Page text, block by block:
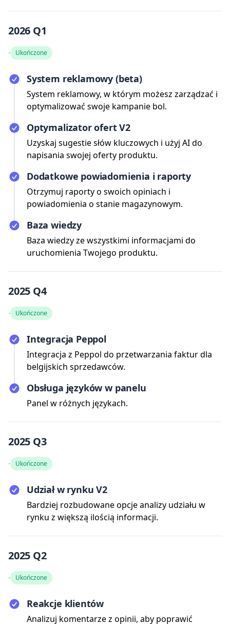
2026 Q1
· Ukończone
System reklamowy (beta)
System reklamowy, w którym możesz zarządzać i
optymalizować swoje kampanie bol.
Optymalizator ofert V2
Uzyskaj sugestie słów kluczowych i użyj AI do
napisania swojej oferty produktu.
Dodatkowe powiadomienia i raporty
Otrzymuj raporty o swoich opiniach i
powiadomienia o stanie magazynowym.
Baza wiedzy
Baza wiedzy ze wszystkimi informacjami do
uruchomienia Twojego produktu.
2025 Q4
· Ukończone
Integracja Peppol
Integracja z Peppol do przetwarzania faktur dla
belgijskich sprzedawców.
Obsługa języków w panelu
Panel w różnych językach.
2025 Q3
· Ukończone
Udział w rynku V2
Bardziej rozbudowane opcje analizy udziału w
rynku z większą ilością informacji.
2025 Q2
· Ukończone
Reakcje klientów
Analizuj komentarze z opinii, aby poprawić